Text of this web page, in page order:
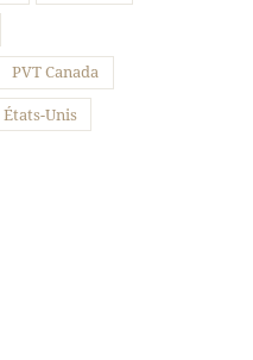
PVT Canada
États-Unis